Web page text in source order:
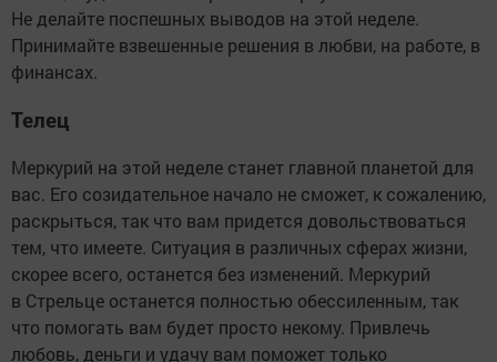
Не делайте поспешных выводов на этой неделе.
Принимайте взвешенные решения в любви, на работе, в
финансах.
Телец
Меркурий на этой неделе станет главной планетой для
вас. Его созидательное начало не сможет, к сожалению,
раскрыться, так что вам придется довольствоваться
тем, что имеете. Ситуация в различных сферах жизни,
скорее всего, останется без изменений. Меркурий
в Стрельце останется полностью обессиленным, так
что помогать вам будет просто некому. Привлечь
любовь, деньги и удачу вам поможет только